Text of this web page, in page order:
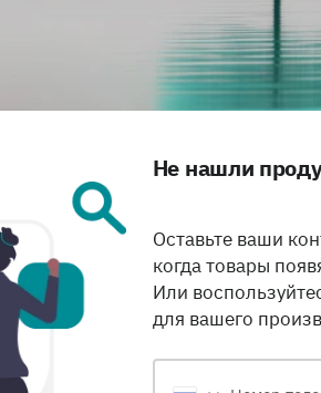
Не нашли
Оставьте ваши
когда товары
Или
для вашего